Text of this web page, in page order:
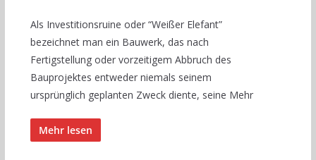
Als Investitionsruine oder “Weißer Elefant”
bezeichnet man ein Bauwerk, das nach
Fertigstellung oder vorzeitigem Abbruch des
Bauprojektes entweder niemals seinem
ursprünglich geplanten Zweck diente, seine Mehr
Mehr lesen